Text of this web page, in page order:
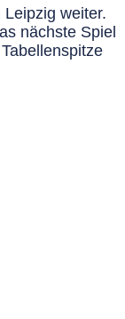
weiter.
nächste Spiel